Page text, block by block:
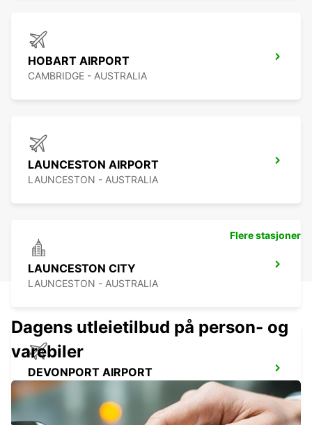
HOBART AIRPORT
CAMBRIDGE - AUSTRALIA
LAUNCESTON AIRPORT
LAUNCESTON - AUSTRALIA
LAUNCESTON CITY
LAUNCESTON - AUSTRALIA
DEVONPORT AIRPORT
DEVONPORT - AUSTRALIA
Flere stasjoner
Dagens utleietilbud på person- og
varebiler